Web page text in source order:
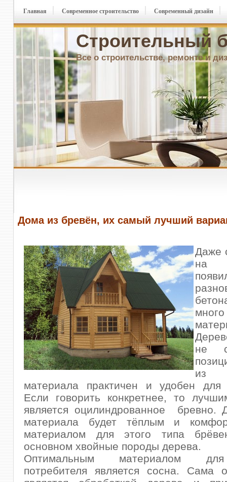
Строительный
Все о строительстве, ремонте и
Главная Современное строительство Современный дизайн
Дома из бревён, их самый лучший
Даже
на
не
из
материала практичен и удобен для
Если говорить конкретнее, то
является оцилиндрованное бревно.
материала будет тёплым и
материалом для этого типа
основном хвойные породы дерева.
Оптимальным материалом
потребителя является сосна. Сама